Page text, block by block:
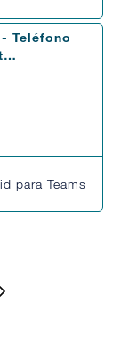
Teléfono
para Teams,